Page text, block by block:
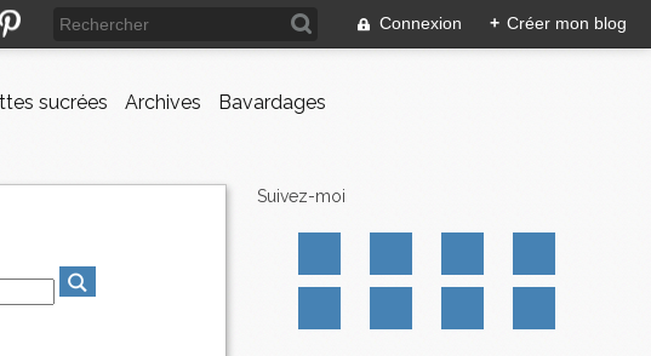
Connexion + Créer mon blog
sucrées Archives Bavardages
Suivez-moi